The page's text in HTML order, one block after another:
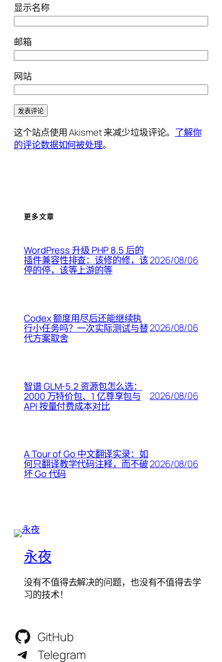
显示名称
邮箱
网站
这个站点使用 Akismet 来减少垃圾评论。 了解你
的评论数据如何被处理。
更多文章
WordPress 升级 PHP 8.5 后的
插件兼容性排查：该修的修，该
停的停，该等上游的等
2026/08/06
Codex 额度用尽后还能继续执
行小任务吗？一次实际测试与替
代方案取舍
2026/08/06
智谱 GLM-5.2 资源包怎么选：
2000 万特价包、1 亿尊享包与
API 按量付费成本对比
2026/08/06
A Tour of Go 中文翻译实录：如
何只翻译教学代码注释，而不破
坏 Go 代码
2026/08/06
永夜
没有不值得去解决的问题，也没有不值得去学
习的技术！
GitHub
Telegram